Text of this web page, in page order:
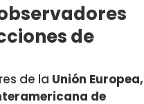
de
de la Unión Europea,
de